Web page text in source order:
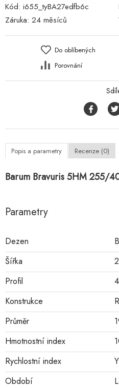
Kód: i655_tyBA27edfb6c
Záruka: 24 měsíců
Do oblíbených
Porovnání
Popis a parametry Recenze (0)
Barum Bravuris 5HM 255/
Parametry
Dezen
Šířka
Profil
Konstrukce
R
Průměr
Hmotnostní index
Rychlostní index
Y
Období